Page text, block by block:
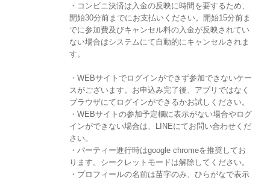
・コンビニ決済は入金の反映に時間を要するため、
開始30分前までにお支払いください。開始15分前ま
でに参加費及びキャンセル料の入金が反映されてい
ない場合はシステムにて自動的にキャンセルされま
す。
・WEBサイトでログインができず参加できないケー
スがございます。お申込み完了後、アプリではなく
ブラウザにてログインができるかお試しください。
・WEBサイトの参加予定欄に表示がない場合やログ
インができない場合は、LINEにてお問い合わせくだ
さい。
・パーティー進行時はgoogle chromeを推奨してお
ります。シークレットモードは解除してください。
・プロフィールの名前は苗字のみ、ひらがなで表示